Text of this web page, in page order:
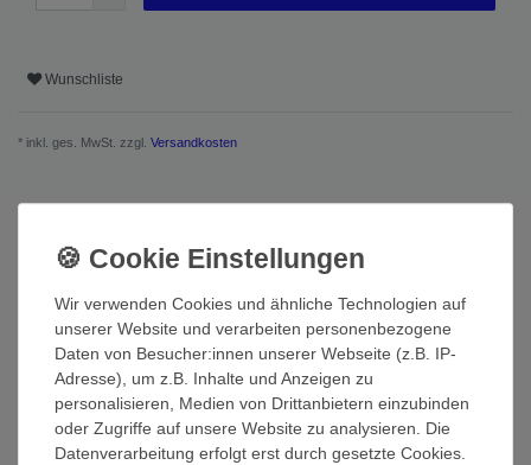
Wunschliste
* inkl. ges. MwSt. zzgl. Versandkosten
Weitere Details
EU-Verantwortlicher
Hersteller
Wir verwenden Cookies und ähnliche Technologien auf
unserer Website und verarbeiten personenbezogene
Daten von Besucher:innen unserer Webseite (z.B. IP-
Adresse), um z.B. Inhalte und Anzeigen zu
personalisieren, Medien von Drittanbietern einzubinden
oder Zugriffe auf unsere Website zu analysieren. Die
Datenverarbeitung erfolgt erst durch gesetzte Cookies.